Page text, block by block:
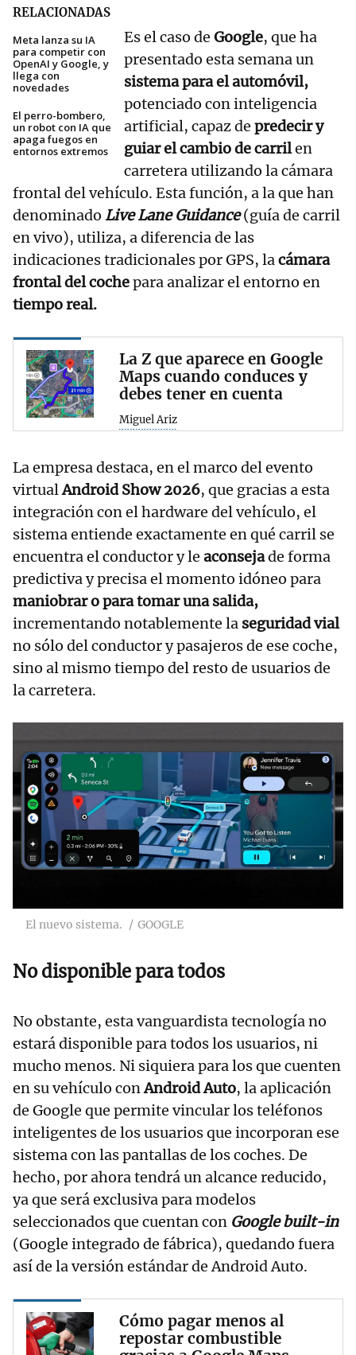
RELACIONADAS
Meta lanza su IA
para competir con
OpenAI y Google, y
llega con
novedades
El perro-bombero,
un robot con IA que
apaga fuegos en
entornos extremos
Es el caso de Google, que ha
presentado esta semana un
sistema para el automóvil,
potenciado con inteligencia
artificial, capaz de predecir y
guiar el cambio de carrilen
carretera utilizando la cámara
frontal del vehículo. Esta función, a la que han
denominado Live Lane Guidance(guía de carril
en vivo), utiliza, a diferencia de las
indicaciones tradicionales por GPS, lacámara
frontal del cochepara analizar el entorno en
tiempo real.
La Z que aparece en Google
Maps cuando conduces y
debes tener en cuenta
Miguel Ariz
La empresa destaca, en el marco del evento
virtualAndroid Show 2026, que gracias a esta
integración con el hardware del vehículo, el
sistema entiende exactamente en qué carril se
encuentra el conductor y le aconsejade forma
predictiva y precisa el momento idóneo para
maniobrar o para tomar una salida,
incrementando notablemente la seguridad vial
no sólo del conductor y pasajeros de ese coche,
sino al mismo tiempo del resto de usuarios de
la carretera.
El nuevo sistema. GOOGLE
No disponible para todos
No obstante, esta vanguardista tecnología no
estará disponible para todos los usuarios, ni
mucho menos. Ni siquiera para los que cuenten
en su vehículo conAndroid Auto, la aplicación
de Google que permite vincular los teléfonos
inteligentes de los usuarios que incorporan ese
sistema con las pantallas de los coches. De
hecho, por ahora tendrá un alcance reducido,
ya que será exclusiva para modelos
seleccionados que cuentan con Google built-in
(Google integrado de fábrica), quedando fuera
así de la versión estándar de Android Auto.
Cómo pagar menos al
repostar combustible